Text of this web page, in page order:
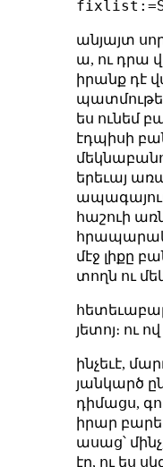
անյայտ
ա, ու դրա
իրանք դէ
ես ունեմ
էդպիսի
երեւայ
հաշուի
մէջ լիքը
տողն ու
յետոյ։ ու
ինչեւէ,
յանկարծ
դիմացս,
իրար
ասաց՝
էր, ու ես